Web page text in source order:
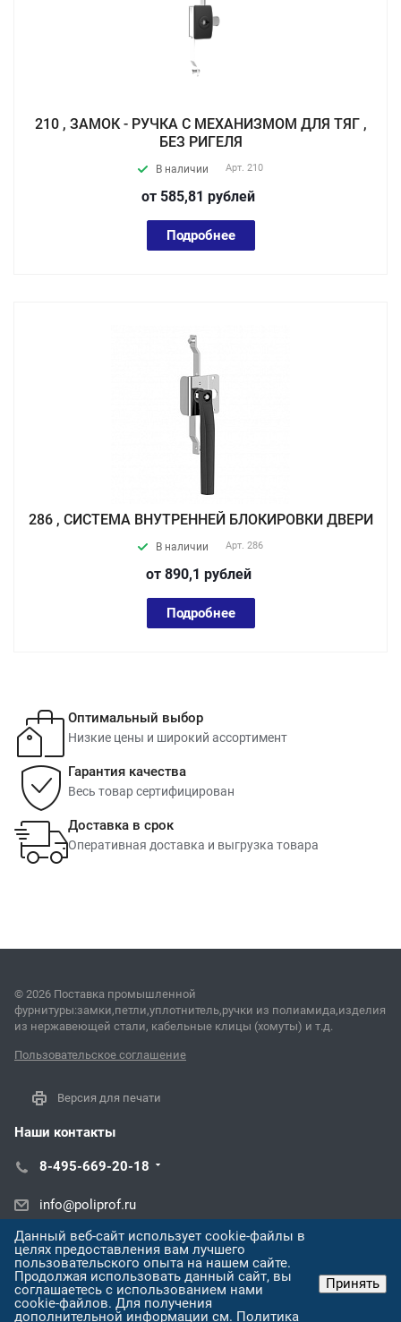
210 , ЗАМОК - РУЧКА С МЕХАНИЗМОМ ДЛЯ ТЯГ ,
БЕЗ РИГЕЛЯ
В наличии Арт. 210
от 585,81 рублей
Подробнее
286 , СИСТЕМА ВНУТРЕННЕЙ БЛОКИРОВКИ ДВЕРИ
В наличии Арт. 286
от 890,1 рублей
Подробнее
Оптимальный выбор
Низкие цены и широкий ассортимент
Гарантия качества
Весь товар сертифицирован
Доставка в срок
Оперативная доставка и выгрузка товара
© 2026 Поставка промышленной
фурнитуры:замки,петли,уплотнитель,ручки из полиамида,изделия
из нержавеющей стали, кабельные клицы (хомуты) и т.д.
Пользовательское соглашение
Версия для печати
Наши контакты
8-495-669-20-18
info@poliprof.ru
ул. Александра Покрышкина, 2/4,
Данный веб-сайт использует cookie-файлы в
целях предоставления вам лучшего
пользовательского опыта на нашем сайте.
Продолжая использовать данный сайт, вы
соглашаетесь с использованием нами
cookie-файлов. Для получения
дополнительной информации см. Политика
Принять